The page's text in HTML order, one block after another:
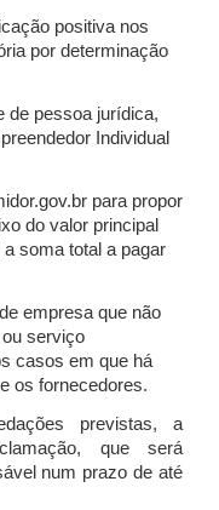
positiva nos
por determinação
de pessoa jurídica,
Individual
para propor
do valor principal
soma total a pagar
empresa que não
serviço
casos em que há
os fornecedores.
previstas, a
que será
num prazo de até